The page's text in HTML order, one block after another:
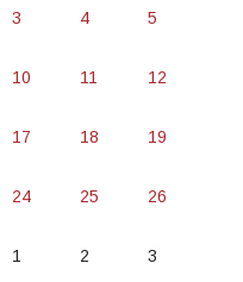
3 4 5
10 11 12
17 18 19
24 25 26
1 2 3